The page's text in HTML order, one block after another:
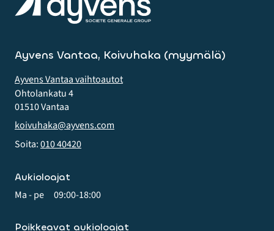
Ayvens Vantaa, Koivuhaka (myymälä)
Ayvens Vantaa vaihtoautot
Ohtolankatu 4
01510 Vantaa
koivuhaka@ayvens.com
Soita:010 40420
Aukioloajat
Ma - pe 09:00-18:00
Poikkeavat aukioloajat